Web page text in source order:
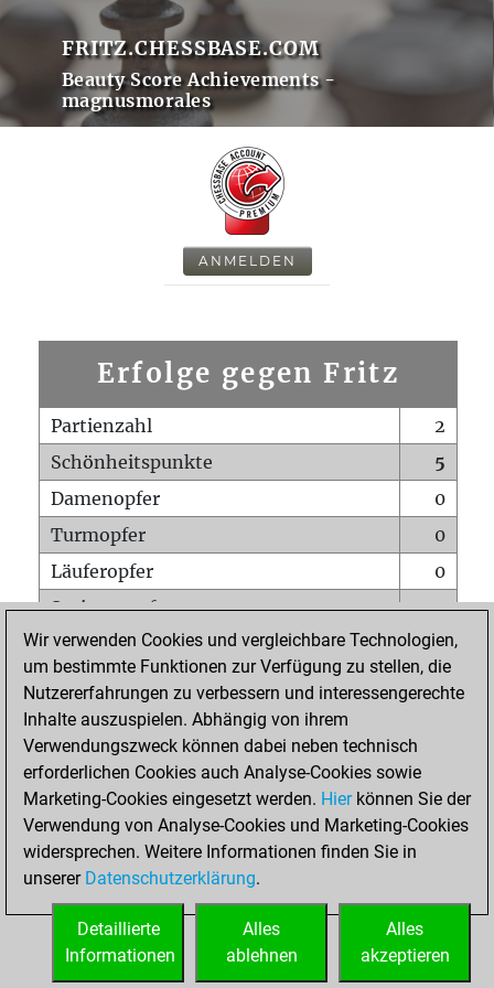
FRITZ.CHESSBASE.COM
Beauty Score Achievements -
magnusmorales
ANMELDEN
Erfolge gegen Fritz
Partienzahl
2
Schönheitspunkte
5
Damenopfer
0
Turmopfer
0
Läuferopfer
0
Springeropfer
0
Bauernopfer
2
Matt auf vollem Brett
0
Bauer setzt Matt
Erstickte Matts
Unterverwandlungen
0
Türme auf der siebten
0
STARTSEITE
Wir verwenden Cookies und vergleichbare Technologien,
um bestimmte Funktionen zur Verfügung zu stellen, die
Nutzererfahrungen zu verbessern und interessengerechte
Inhalte auszuspielen. Abhängig von ihrem
Verwendungszweck können dabei neben technisch
erforderlichen Cookies auch Analyse-Cookies sowie
Marketing-Cookies eingesetzt werden. Hierkönnen Sie der
Verwendung von Analyse-Cookies und Marketing-Cookies
widersprechen. Weitere Informationen finden Sie in
unserer Datenschutzerklärung.
Alles
akzeptieren
Alles
ablehnen
Detaillierte
Informationen